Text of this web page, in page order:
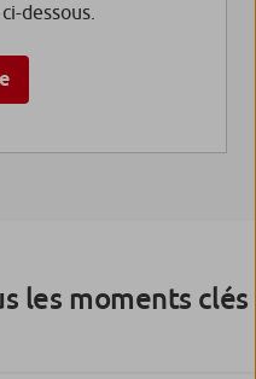
dessous.
les moments clés